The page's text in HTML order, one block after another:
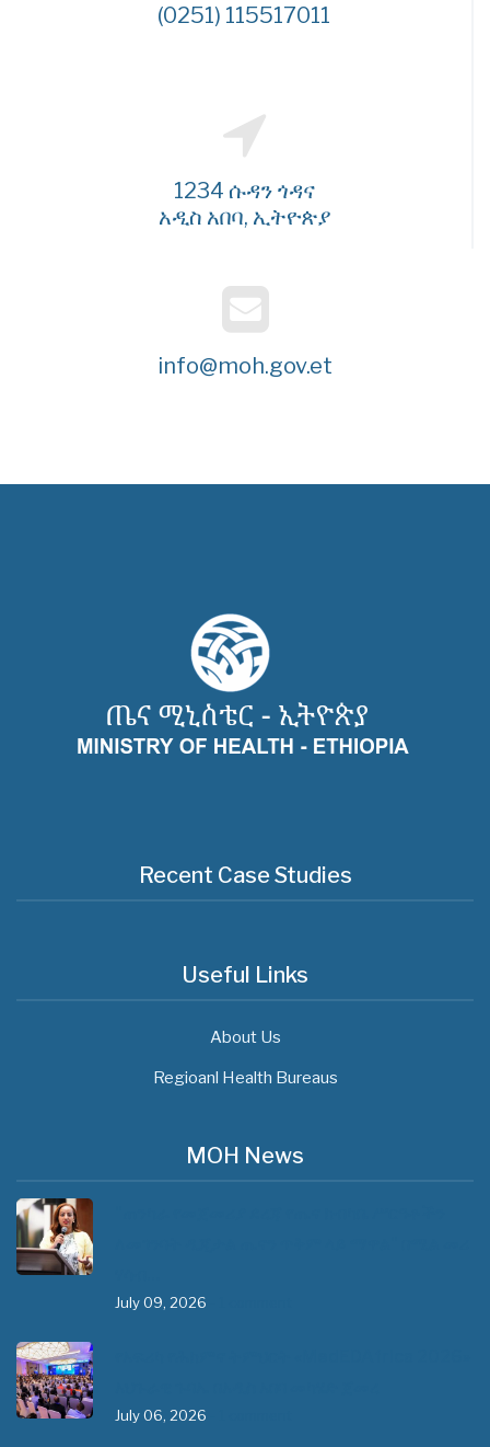
(0251) 115517011
1234 ሱዳን ጎዳና
አዲስ አበባ, ኢትዮጵያ
info@moh.gov.et
Recent Case Studies
Useful Links
About Us
Regioanl Health Bureaus
MOH News
July 09, 2026
July 06, 2026